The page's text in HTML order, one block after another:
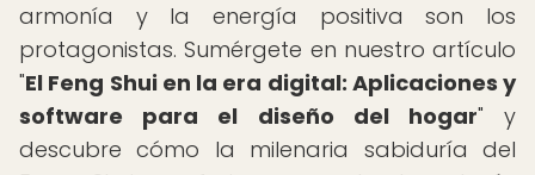
armonía y la energía positiva son los
protagonistas. Sumérgete en nuestro artículo
"El Feng Shui en la era digital: Aplicaciones y
software para el diseño del hogar" y
descubre cómo la milenaria sabiduría del